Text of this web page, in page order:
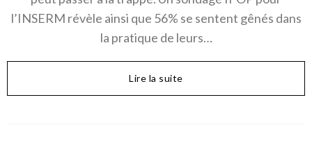
l’INSERM révèle ainsi que 56% se sentent gênés dans
la pratique de leurs…
Lire la suite